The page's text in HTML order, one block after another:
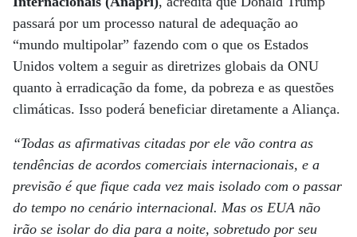
passará por um processo natural de adequação ao
“mundo multipolar” fazendo com o que os Estados
Unidos voltem a seguir as diretrizes globais da ONU
quanto à erradicação da fome, da pobreza e as questões
climáticas. Isso poderá beneficiar diretamente a Aliança.
“Todas as afirmativas citadas por ele vão contra as
tendências de acordos comerciais internacionais, e a
previsão é que fique cada vez mais isolado com o passar
do tempo no cenário internacional. Mas os EUA não
irão se isolar do dia para a noite, sobretudo por seu